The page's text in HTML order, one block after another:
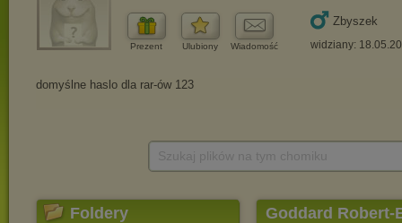
Prezent Ulubiony Wiadomość
Zbyszek
widziany:
Foldery Goddard Robert-